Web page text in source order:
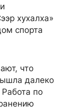
хухалха»
спорта
что
далеко
по